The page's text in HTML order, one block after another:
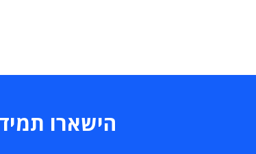
הישארו